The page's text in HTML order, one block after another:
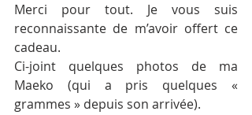
Merci pour tout. Je vous suis
reconnaissante de m’avoir offert ce
cadeau.
Ci-joint quelques photos de ma
Maeko (qui a pris quelques «
grammes » depuis son arrivée).